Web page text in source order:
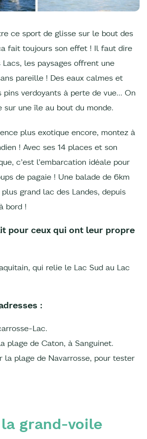
ce sport de glisse sur le bout des
fait toujours son effet ! Il faut dire
Lacs, les paysages offrent une
pareille ! Des eaux calmes et
pins verdoyants à perte de vue… On
sur une île au bout du monde.
plus exotique encore, montez à
! Avec ses 14 places et son
c’est l’embarcation idéale pour
de pagaie ! Une balade de 6km
grand lac des Landes, depuis
bord !
pour ceux qui ont leur propre
qui relie le Lac Sud au Lac
:
Lac.
plage de Caton, à Sanguinet.
la plage de Navarrosse, pour tester
grand-voile